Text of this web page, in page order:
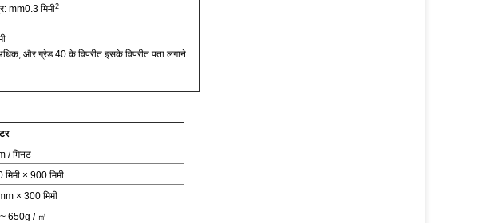
mm0.3 मिमी2
और ग्रेड 40 के विपरीत इसके विपरीत पता लगाने
/ मिनट
मिमी × 900 मिमी
× 300 मिमी
650g / ㎡